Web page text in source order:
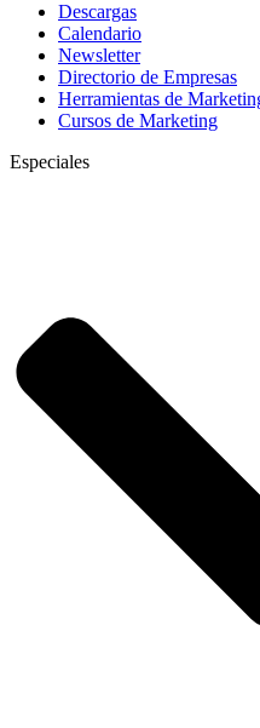
Descargas
Calendario
Newsletter
Directorio de Empresas
Herramientas de
Cursos de Marketing
Especiales